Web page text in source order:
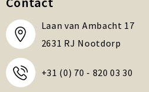
Laan van Ambacht 17
2631 RJ Nootdorp
+31 (0) 70 - 820 03 30